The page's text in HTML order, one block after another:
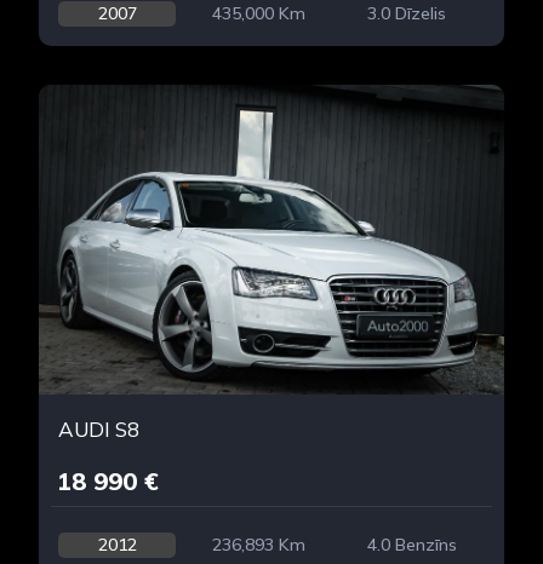
2007 435,000 Km 3.0 Dīzelis
AUDI S8
18 990 €
2012 236,893 Km 4.0 Benzīns